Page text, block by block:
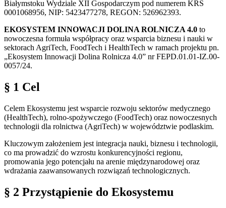
Białymstoku Wydziale XII Gospodarczym pod numerem KRS
0001068956, NIP: 5423477278, REGON: 526962393.
EKOSYSTEM INNOWACJI DOLINA ROLNICZA 4.0 to
nowoczesna formuła współpracy oraz wsparcia biznesu i nauki w
sektorach AgriTech, FoodTech i HealthTech w ramach projektu pn.
„Ekosystem Innowacji Dolina Rolnicza 4.0” nr FEPD.01.01-IZ.00-
0057/24.
§ 1 Cel
Celem Ekosystemu jest wsparcie rozwoju sektorów medycznego
(HealthTech), rolno-spożywczego (FoodTech) oraz nowoczesnych
technologii dla rolnictwa (AgriTech) w województwie podlaskim.
Kluczowym założeniem jest integracja nauki, biznesu i technologii,
co ma prowadzić do wzrostu konkurencyjności regionu,
promowania jego potencjału na arenie międzynarodowej oraz
wdrażania zaawansowanych rozwiązań technologicznych.
§ 2 Przystąpienie do Ekosystemu